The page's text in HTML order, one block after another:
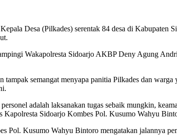
Desa (Pilkades) serentak 84 desa di
Wakapolresta Sidoarjo AKBP Deny Agung
tampak semangat menyapa panitia Pilkades dan
adalah laksanakan tugas sebaik mungkin,
Kapolresta Sidoarjo Kombes Pol. Kusumo Wahyu
Pol. Kusumo Wahyu Bintoro mengatakan jalannya